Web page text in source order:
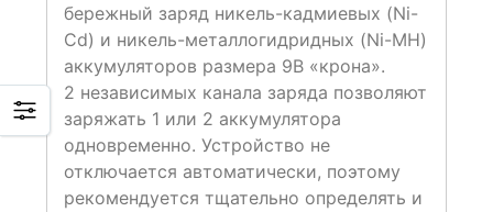
бережный заряд никель-кадмиевых (Ni-
Cd) и никель-металлогидридных (Ni-MH)
аккумуляторов размера 9В «крона».
2 независимых канала заряда позволяют
заряжать 1 или 2 аккумулятора
одновременно. Устройство не
отключается автоматически, поэтому
рекомендуется тщательно определять и